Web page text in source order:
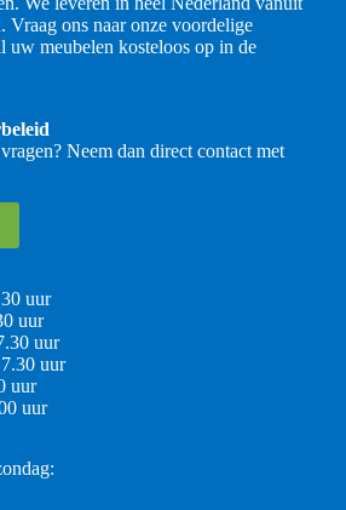
Vraag ons naar onze voordelige
uw meubelen kosteloos op in de
Neem dan direct contact met
uur
uur
uur
uur
uur
uur